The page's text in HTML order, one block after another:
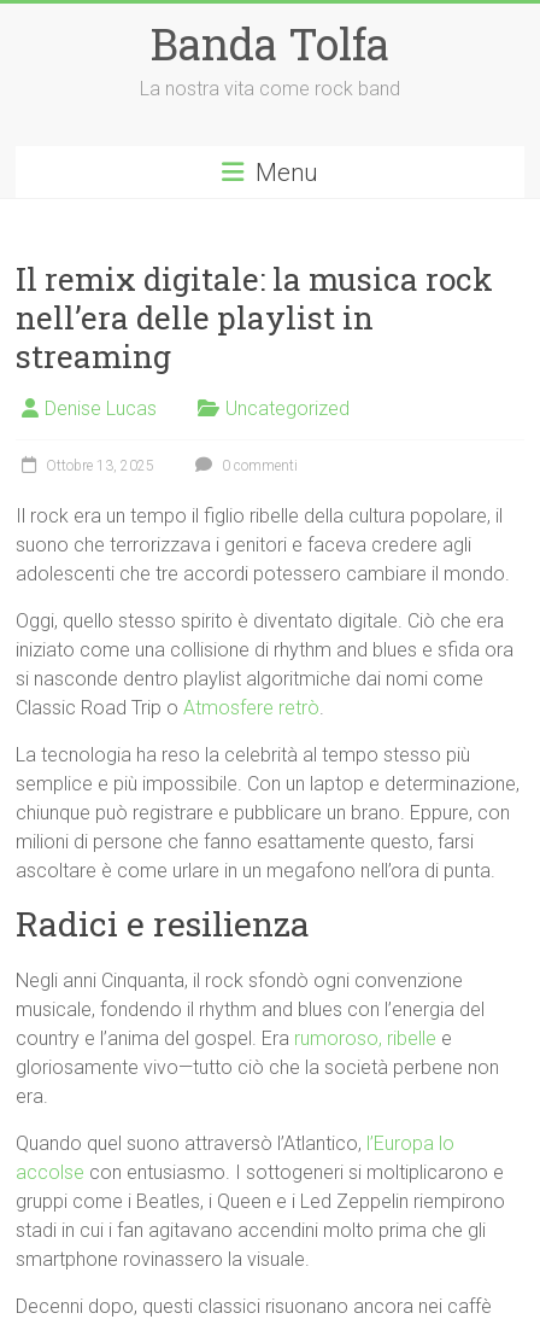
Banda Tolfa
La nostra vita come rock band
Menu
Il remix digitale: la musica rock
nell’era delle playlist in
streaming
Denise Lucas Uncategorized
Ottobre 13, 2025 0 commenti
Il rock era un tempo il figlio ribelle della cultura popolare, il
suono che terrorizzava i genitori e faceva credere agli
adolescenti che tre accordi potessero cambiare il mondo.
Oggi, quello stesso spirito è diventato digitale. Ciò che era
iniziato come una collisione di rhythm and blues e sfida ora
si nasconde dentro playlist algoritmiche dai nomi come
Classic Road Trip oAtmosfere retrò.
La tecnologia ha reso la celebrità al tempo stesso più
semplice e più impossibile. Con un laptop e determinazione,
chiunque può registrare e pubblicare un brano. Eppure, con
milioni di persone che fanno esattamente questo, farsi
ascoltare è come urlare in un megafono nell’ora di punta.
Radici e resilienza
Negli anni Cinquanta, il rock sfondò ogni convenzione
musicale, fondendo il rhythm and blues con l’energia del
country e l’anima del gospel. Era rumoroso, ribelle e
gloriosamente vivo—tutto ciò che la società perbene non
era.
Quando quel suono attraversò l’Atlantico, l’Europa lo
accolse con entusiasmo. I sottogeneri si moltiplicarono e
gruppi come i Beatles, i Queen e i Led Zeppelin riempirono
stadi in cui i fan agitavano accendini molto prima che gli
smartphone rovinassero la visuale.
Decenni dopo, questi classici risuonano ancora nei caffè